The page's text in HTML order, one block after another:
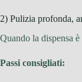
2) Pulizia profonda,
Quando la dispensa
Passi consigliati: